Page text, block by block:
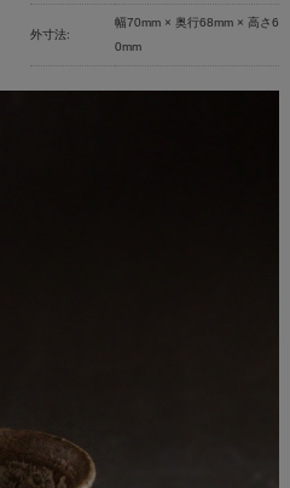
外寸法:
幅70mm × 奥行68mm × 高さ6
0mm